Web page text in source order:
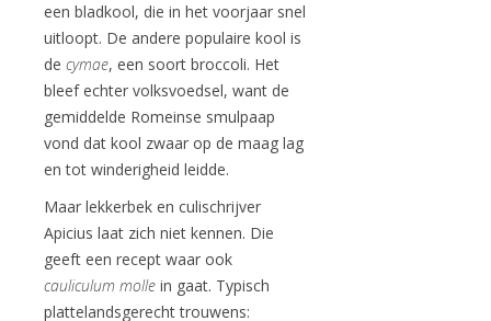
een bladkool, die in het voorjaar snel
uitloopt. De andere populaire kool is
de cymae, een soort broccoli. Het
bleef echter volksvoedsel, want de
gemiddelde Romeinse smulpaap
vond dat kool zwaar op de maag lag
en tot winderigheid leidde.
Maar lekkerbek en culischrijver
Apicius laat zich niet kennen. Die
geeft een recept waar ook
cauliculum molle in gaat. Typisch
plattelandsgerecht trouwens: